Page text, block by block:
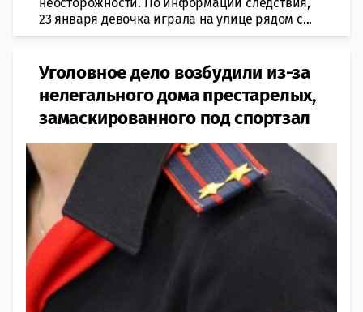
23 января девочка играла на улице рядом с...
Уголовное дело возбудили из-за
нелегального дома престарелых,
замаскированного под спортзал